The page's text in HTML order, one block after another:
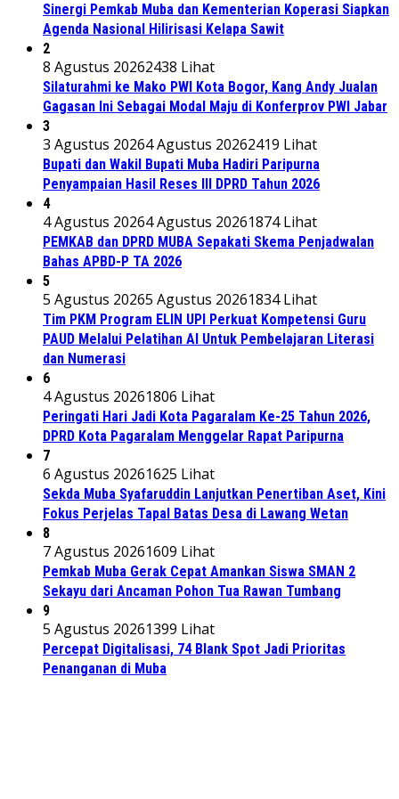
Sinergi Pemkab Muba dan Kementerian Koperasi Siapkan
Agenda Nasional Hilirisasi Kelapa Sawit
2
8 Agustus 20262438 Lihat
Silaturahmi ke Mako PWI Kota Bogor, Kang Andy Jualan
Gagasan Ini Sebagai Modal Maju di Konferprov PWI Jabar
3
3 Agustus 20264 Agustus 20262419 Lihat
Bupati dan Wakil Bupati Muba Hadiri Paripurna
Penyampaian Hasil Reses III DPRD Tahun 2026
4
4 Agustus 20264 Agustus 20261874 Lihat
PEMKAB dan DPRD MUBA Sepakati Skema Penjadwalan
Bahas APBD-P TA 2026
5
5 Agustus 20265 Agustus 20261834 Lihat
Tim PKM Program ELIN UPI Perkuat Kompetensi Guru
PAUD Melalui Pelatihan AI Untuk Pembelajaran Literasi
dan Numerasi
6
4 Agustus 20261806 Lihat
Peringati Hari Jadi Kota Pagaralam Ke-25 Tahun 2026,
DPRD Kota Pagaralam Menggelar Rapat Paripurna
7
6 Agustus 20261625 Lihat
Sekda Muba Syafaruddin Lanjutkan Penertiban Aset, Kini
Fokus Perjelas Tapal Batas Desa di Lawang Wetan
8
7 Agustus 20261609 Lihat
Pemkab Muba Gerak Cepat Amankan Siswa SMAN 2
Sekayu dari Ancaman Pohon Tua Rawan Tumbang
9
5 Agustus 20261399 Lihat
Percepat Digitalisasi, 74 Blank Spot Jadi Prioritas
Penanganan di Muba